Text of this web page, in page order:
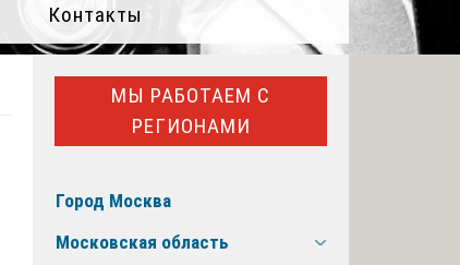
Контакты
МЫ РАБОТАЕМ С
РЕГИОНАМИ
Город Москва
Московская область